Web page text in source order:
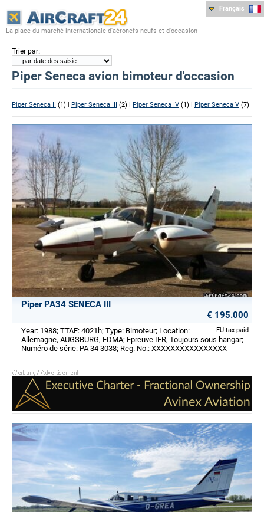
La place du marché internationale d'aéronefs neufs et d'occasion
Français
Trier par:
Piper Seneca avion bimoteur d'occasion
Piper Seneca II (1) | Piper Seneca III (2) | Piper Seneca IV (1) | Piper Seneca V (7)
Piper PA34 SENECA III
€ 195.000
EU tax paid
Year: 1988; TTAF: 4021h; Type: Bimoteur; Location:
Allemagne, AUGSBURG, EDMA; Epreuve IFR, Toujours sous hangar;
Numéro de série: PA 34 3038; Reg. No.: XXXXXXXXXXXXXXXX